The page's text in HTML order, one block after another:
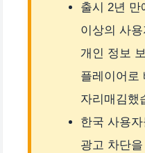
출시 2년 만
이상의 사
개인 정보
플레이어로
자리매김했
한국 사용
광고 차단